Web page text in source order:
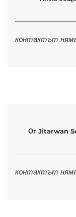
контактът
От Jitarwan
контактът